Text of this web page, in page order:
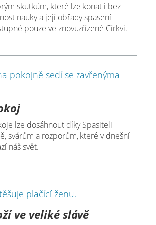
skutkům, které lze konat i bez
nauky a její obřady spasení
pouze ve znovuzřízené Církvi.
lze dosáhnout díky Spasiteli
svárům a rozporům, které v dnešní
náš svět.
ve veliké slávě